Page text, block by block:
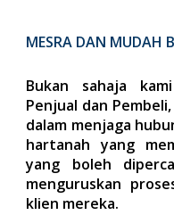
MESRA DAN MUDAH
Bukan sahaja
Penjual dan
dalam menjaga
hartanah yang
yang boleh
menguruskan
klien mereka.